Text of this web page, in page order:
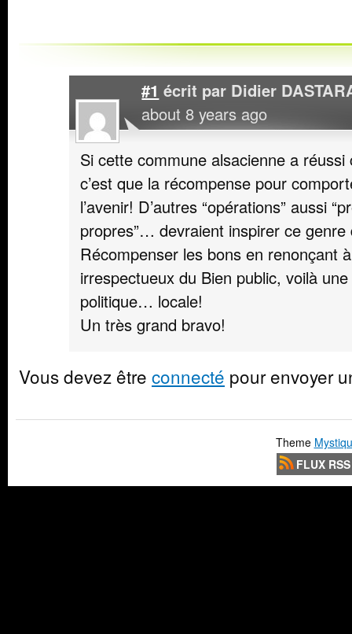
#1 écrit par Didier
about 8 years ago
Si cette commune alsacienne a réussi
c’est que la récompense pour
l’avenir! D’autres “opérations” aussi
propres”… devraient inspirer ce genre
Récompenser les bons en renonçant
irrespectueux du Bien public, voilà
politique… locale!
Un très grand bravo!
Vous devez être connecté pour envoyer
Theme
FLUX RSS